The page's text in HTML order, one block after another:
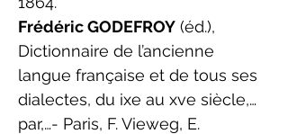
Frédéric GODEFROY (éd.),
Dictionnaire de l’ancienne
langue française et de tous ses
dialectes, du ixe au xve siècle,…
par,…- Paris, F. Vieweg, E.